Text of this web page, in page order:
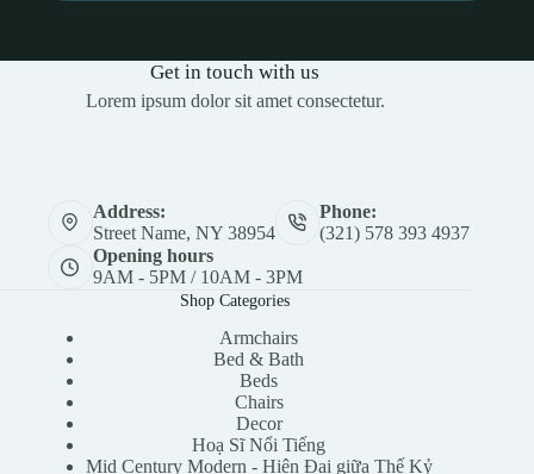
Get in touch with us
Lorem ipsum dolor sit amet consectetur.
Address:
Street Name, NY 38954
Phone:
(321) 578 393 4937
Opening hours
9AM - 5PM / 10AM - 3PM
Shop Categories
Armchairs
Bed & Bath
Beds
Chairs
Decor
Hoạ Sĩ Nổi Tiếng
Mid Century Modern - Hiện Đại giữa Thế Kỷ